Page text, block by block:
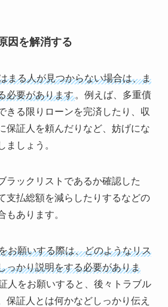
因を解消する
まる人が見つからない場合は、ま
必要があります。例えば、多重債
きる限りローンを完済したり、収
保証人を頼んだりなど、妨げにな
ましょう。
ラックリストであるか確認した
支払総額を減らしたりするなどの
もあります。
お願いする際は、どのようなリス
っかり説明をする必要がありま
人をお願いすると、後々トラブル
保証人とは何かなどしっかり伝え